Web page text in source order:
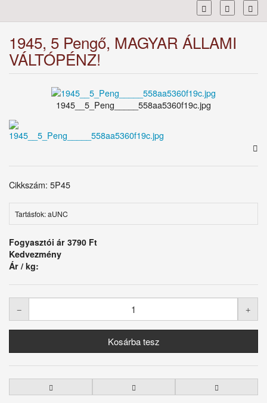
1945, 5 Pengő, MAGYAR ÁLLAMI
VÁLTÓPÉNZ!
1945__5_Peng_____558aa5360f19c.jpg
Cikkszám: 5P45
Tartásfok: aUNC
Fogyasztói ár 3790 Ft
Kedvezmény
Ár / kg: